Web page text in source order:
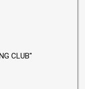
CLUB"